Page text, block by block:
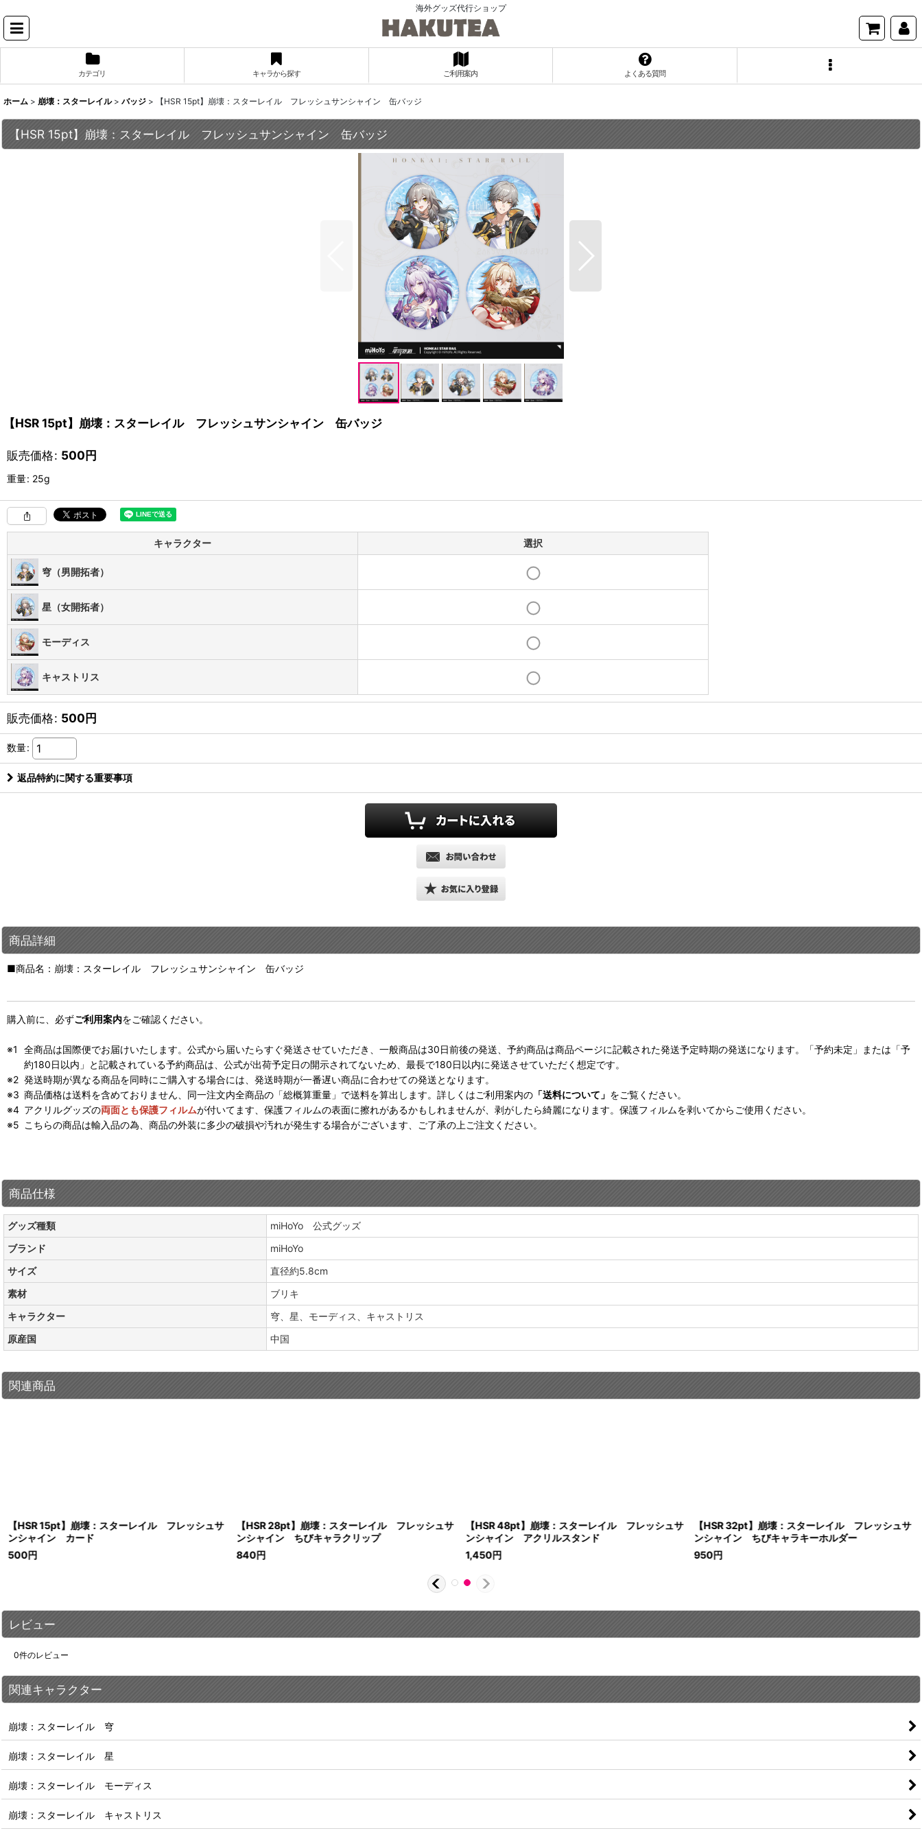
海外グッズ代行ショップ
カテゴリ キャラから探す ご利用案内 よくある質問
ホーム > 崩壊：スターレイル > バッジ > 【HSR 15pt】崩壊：スターレイル フレッシュサンシャイン 缶バッジ
【HSR 15pt】崩壊：スターレイル フレッシュサンシャイン 缶バッジ
【HSR 15pt】崩壊：スターレイル フレッシュサンシャイン 缶バッジ
販売価格: 500円
重量: 25g
キャラクター 選択
穹（男開拓者）
星（女開拓者）
モーディス
キャストリス
販売価格: 500円
数量:
返品特約に関する重要事項
商品詳細
■商品名：崩壊：スターレイル フレッシュサンシャイン 缶バッジ
購入前に、必ずご利用案内をご確認ください。
全商品は国際便でお届けいたします。公式から届いたらすぐ発送させていただき、一般商品は30日前後の発送、予約商品は商品ページに記載された発送予定時期の発送になります。「予約未定」または「予
約180日以内」と記載されている予約商品は、公式が出荷予定日の開示されてないため、最長で180日以内に発送させていただく想定です。
発送時期が異なる商品を同時にご購入する場合には、発送時期が一番遅い商品に合わせての発送となります。
商品価格は送料を含めておりません、同一注文内全商品の「総概算重量」で送料を算出します。詳しくはご利用案内の 「送料について」 をご覧ください。
アクリルグッズの両面とも保護フィルムが付いてます、保護フィルムの表面に擦れがあるかもしれませんが、剥がしたら綺麗になります。保護フィルムを剥いてからご使用ください。
こちらの商品は輸入品の為、商品の外装に多少の破損や汚れが発生する場合がございます、ご了承の上ご注文ください。
商品仕様
グッズ種類
miHoYo 公式グッズ
ブランド
miHoYo
サイズ
直径約5.8cm
素材
ブリキ
キャラクター
穹、星、モーディス、キャストリス
原産国
中国
関連商品
【HSR 15pt】崩壊：スターレイル フレッシュサ
ンシャイン カード
500円
【HSR 28pt】崩壊：スターレイル フレッシュサ
ンシャイン ちびキャラクリップ
840円
【HSR 48pt】崩壊：スターレイル フレッシュサ
ンシャイン アクリルスタンド
1,450円
【HSR 32pt】崩壊：スターレイル フレッシュサ
ンシャイン ちびキャラキーホルダー
950円
レビュー
0件のレビュー
関連キャラクター
崩壊：スターレイル 穹
崩壊：スターレイル 星
崩壊：スターレイル モーディス
崩壊：スターレイル キャストリス